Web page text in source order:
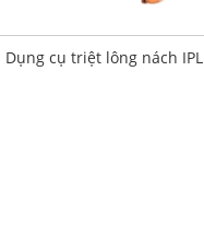
Dụng cụ triệt lông nách IPL